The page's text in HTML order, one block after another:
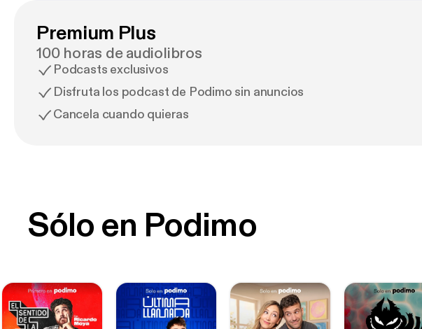
Premium Plus
100 horas de audiolibros
Podcasts exclusivos
Disfruta los podcast de Podimo sin anuncios
Cancela cuando quieras
Sólo en Podimo